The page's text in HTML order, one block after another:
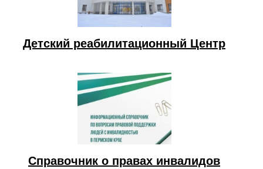
Детский реабилитационный Центр
Справочник о правах инвалидов